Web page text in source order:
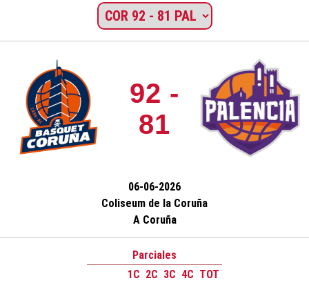
92 -
81
06-06-2026
Coliseum de la Coruña
A Coruña
Parciales
1C 2C 3C 4C TOT